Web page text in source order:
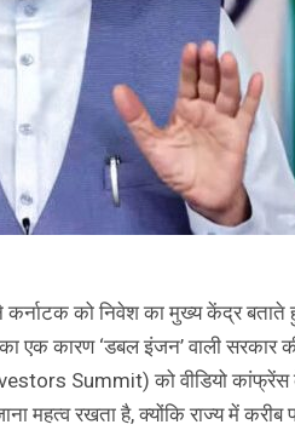
को निवेश का मुख्य केंद्र बताते
एक कारण ‘डबल इंजन’ वाली सरकार
Summit) को वीडियो कांफ्रेंस
महत्व रखता है, क्योंकि राज्य में करीब